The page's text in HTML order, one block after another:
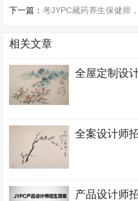
下一篇：考JYPC藏药养生保健师
相关文章
全屋定制设
全案设计师
产品设计师